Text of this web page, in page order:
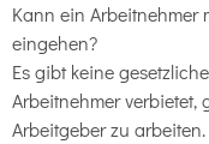
Kann ein Arbeitnehmer
eingehen?
Es gibt keine
Arbeitnehmer verbietet,
Arbeitgeber zu